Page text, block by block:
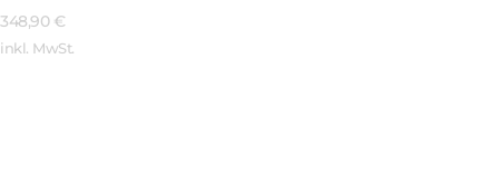
348,90 €
inkl. MwSt.